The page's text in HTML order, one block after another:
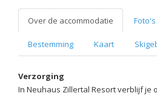
Over de accommodatie Foto's
Bestemming Kaart
Verzorging
In Neuhaus Zillertal Resort verblijf je